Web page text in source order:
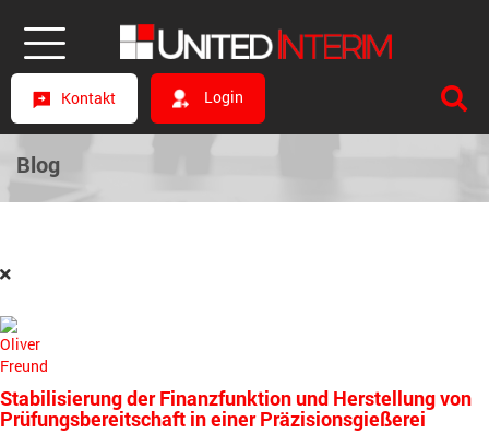
Kontakt Login
Blog
Stabilisierung der Finanzfunktion und Herstellung von
Prüfungsbereitschaft in einer Präzisionsgießerei